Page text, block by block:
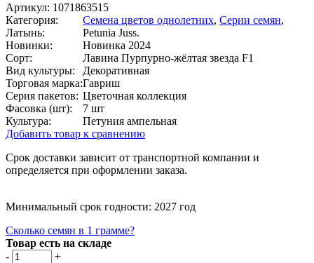
Артикул: 1071863515
Категория:
Семена цветов однолетних, Серии семян,
Латынь:
Petunia Juss.
Новинки:
Новинка 2024
Сорт:
Лавина Пурпурно-жёлтая звезда F1
Вид культуры:
Декоративная
Торговая марка:Гавриш
Серия пакетов: Цветочная коллекция
Фасовка (шт):
7 шт
Культура:
Петуния ампельная
Добавить товар к сравнению
Срок доставки зависит от транспортной компании и
определяется при оформлении заказа.
Минимальный срок годности: 2027 год
Сколько семян в 1 грамме?
Товар есть на складе
-
+